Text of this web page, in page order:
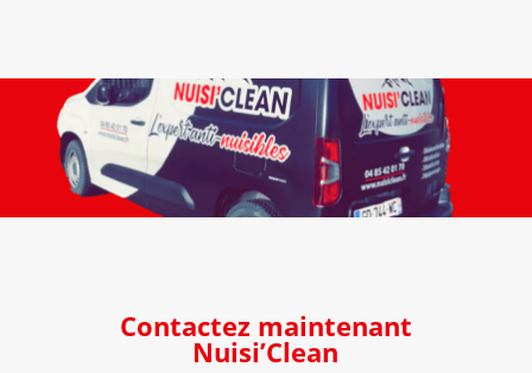
Contactez maintenant
Nuisi’Clean